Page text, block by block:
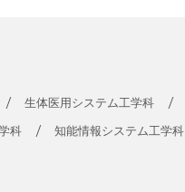
生体医用システム工学科
科 知能情報システム工学科